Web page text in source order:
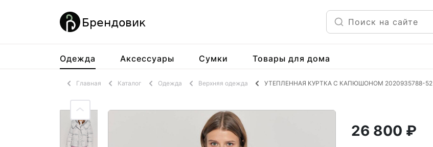
Одежда Аксессуары Сумки Товары для дома
Главная Каталог Одежда Верхняя одежда УТЕПЛЕННАЯ КУРТКА С КАПЮШОНОМ 2020935788-52
26 800 ₽